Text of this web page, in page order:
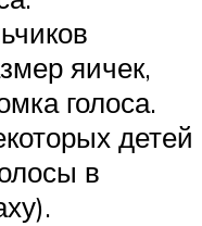
яичек,
голоса.
детей
в